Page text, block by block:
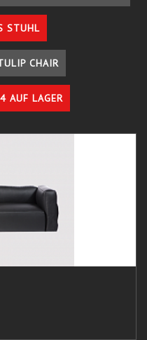
STUHL
CHAIR
AUF LAGER